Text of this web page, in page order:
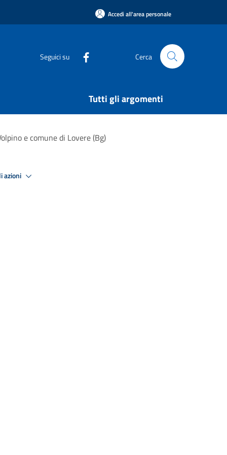
Accedi all'area personale
Seguici su Cerca
Tutti gli argomenti
e comune di Lovere (Bg)
azioni